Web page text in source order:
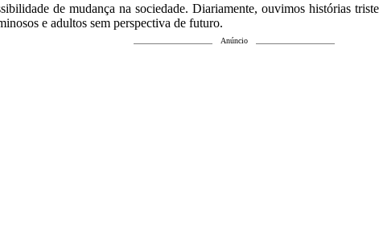
de mudança na sociedade. Diariamente, ouvimos histórias
e adultos sem perspectiva de futuro.
Anúncio